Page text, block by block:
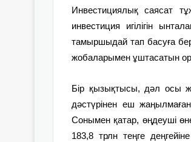
Инвестициялық саясат
инвестиция игілігін
тамыршыдай тап басуға
жобаларымен ұштасатын
Бір қызықтысы, дәл осы
дәстүрінен еш
Сонымен қатар, өңдеуші
183,8 трлн теңге